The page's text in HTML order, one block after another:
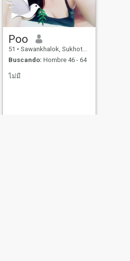
Poo
51 • Sawankhalok, Sukhothai, Tailandia
Buscando: Hombre 46 - 64
ไม่มี